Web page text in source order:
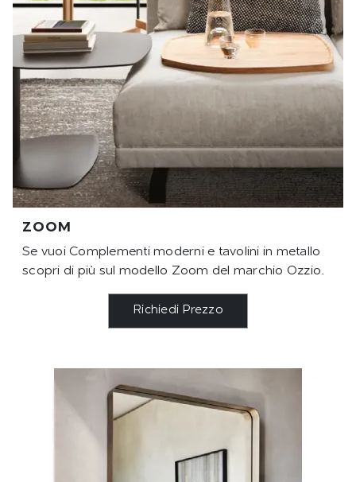
ZOOM
Se vuoi Complementi moderni e tavolini in metallo
scopri di più sul modello Zoom del marchio Ozzio.
Richiedi Prezzo